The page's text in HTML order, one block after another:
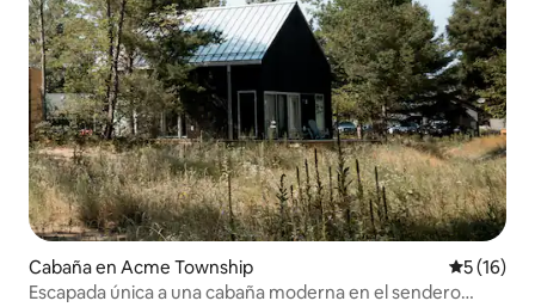
Cabaña en Acme Township
5 (16)
Escapada única a una cabaña moderna en el sendero